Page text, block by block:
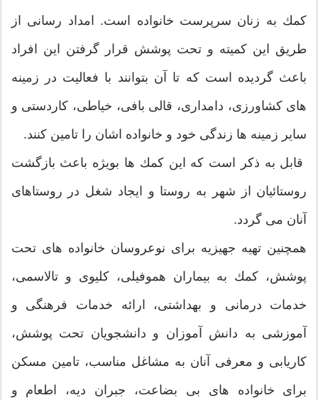
كمك به زنان سرپرست خانواده است. امداد رسانی از
طریق این كمیته و تحت پوشش قرار گرفتن این افراد
باعث گردیده است كه تا آن بتوانند با فعالیت در زمینه
های كشاورزی، دامداری، قالی بافی، خیاطی، كاردستی و
سایر زمینه ها زندگی خود و خانواده اشان را تامین كنند.
قابل به ذكر است كه این كمك ها بویژه باعث بازگشت
روستائیان از شهر به روستا و ایجاد شغل در روستاهای
آنان می گردد.
همچنین تهیه جهیزیه برای نوعروسان خانواده های تحت
پوشش، كمك به بیماران هموفیلی، كلیوی و تالاسمی،
خدمات درمانی و بهداشتی، ارائه خدمات فرهنگی و
آموزشی به دانش آموزان و دانشجویان تحت پوشش،
كاریابی و معرفی آنان به مشاغل مناسب، تامین مسكن
برای خانواده های بی بضاعت، جبران دیه، اطعام و